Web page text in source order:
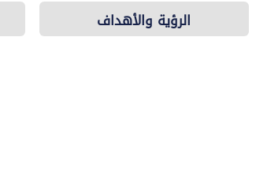
الرؤية والأهداف